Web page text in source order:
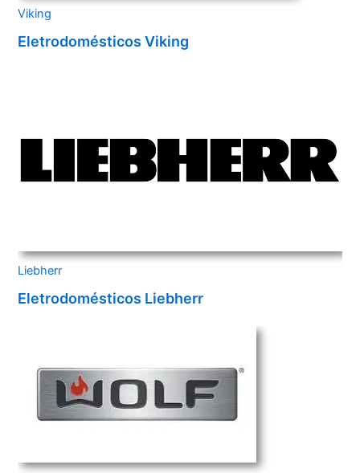
Viking
Eletrodomésticos Viking
Liebherr
Eletrodomésticos Liebherr